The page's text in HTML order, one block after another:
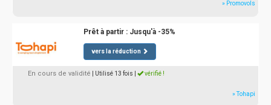
» Promovols
Prêt à partir : Jusqu'à -35%
vers la réduction
En cours de validité | Utilisé 13 fois vérifié !
» Tohapi